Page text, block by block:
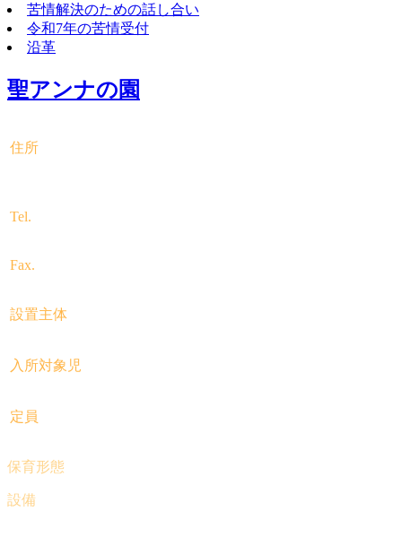
苦情解決のための話し合い
令和7年の苦情受付
沿革
聖アンナの園
住所
Tel.
Fax.
設置主体
入所対象児
定員
保育形態
設備